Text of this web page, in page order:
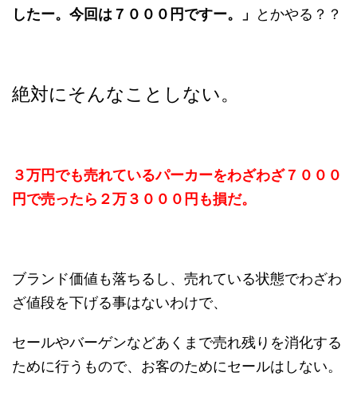
したー。今回は７０００円ですー。」
とかやる？？
絶対にそんなことしない。
３万円でも売れているパーカーをわざわざ７０００
円で売ったら２万３０００円も損だ。
ブランド価値も落ちるし、売れている状態でわざわ
ざ値段を下げる事はないわけで、
セールやバーゲンなどあくまで売れ残りを消化する
ために行うもので、お客のためにセールはしない。